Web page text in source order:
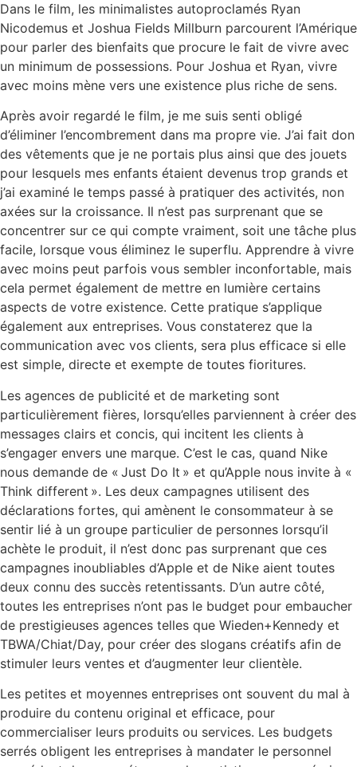
Dans le film, les minimalistes autoproclamés Ryan
Nicodemus et Joshua Fields Millburn parcourent l’Amérique
pour parler des bienfaits que procure le fait de vivre avec
un minimum de possessions. Pour Joshua et Ryan, vivre
avec moins mène vers une existence plus riche de sens.
Après avoir regardé le film, je me suis senti obligé
d’éliminer l’encombrement dans ma propre vie. J’ai fait don
des vêtements que je ne portais plus ainsi que des jouets
pour lesquels mes enfants étaient devenus trop grands et
j’ai examiné le temps passé à pratiquer des activités, non
axées sur la croissance. Il n’est pas surprenant que se
concentrer sur ce qui compte vraiment, soit une tâche plus
facile, lorsque vous éliminez le superflu. Apprendre à vivre
avec moins peut parfois vous sembler inconfortable, mais
cela permet également de mettre en lumière certains
aspects de votre existence. Cette pratique s’applique
également aux entreprises. Vous constaterez que la
communication avec vos clients, sera plus efficace si elle
est simple, directe et exempte de toutes fioritures.
Les agences de publicité et de marketing sont
particulièrement fières, lorsqu’elles parviennent à créer des
messages clairs et concis, qui incitent les clients à
s’engager envers une marque. C’est le cas, quand Nike
nous demande de « Just Do It » et qu’Apple nous invite à «
Think different ». Les deux campagnes utilisent des
déclarations fortes, qui amènent le consommateur à se
sentir lié à un groupe particulier de personnes lorsqu’il
achète le produit, il n’est donc pas surprenant que ces
campagnes inoubliables d’Apple et de Nike aient toutes
deux connu des succès retentissants. D’un autre côté,
toutes les entreprises n’ont pas le budget pour embaucher
de prestigieuses agences telles que Wieden+Kennedy et
TBWA/Chiat/Day, pour créer des slogans créatifs afin de
stimuler leurs ventes et d’augmenter leur clientèle.
Les petites et moyennes entreprises ont souvent du mal à
produire du contenu original et efficace, pour
commercialiser leurs produits ou services. Les budgets
serrés obligent les entreprises à mandater le personnel